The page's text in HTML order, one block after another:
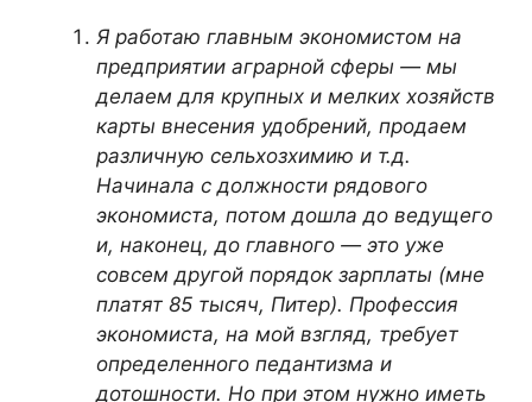
Я работаю главным экономистом на
предприятии аграрной сферы — мы
делаем для крупных и мелких хозяйств
карты внесения удобрений, продаем
различную сельхозхимию и т.д.
Начинала с должности рядового
экономиста, потом дошла до ведущего
и, наконец, до главного — это уже
совсем другой порядок зарплаты (мне
платят 85 тысяч, Питер). Профессия
экономиста, на мой взгляд, требует
определенного педантизма и
дотошности. Но при этом нужно иметь